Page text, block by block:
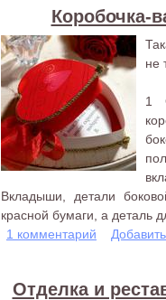
Коробочка-
не
1
Вкладыши, детали
красной бумаги, а деталь
1 комментарий
Отделка и